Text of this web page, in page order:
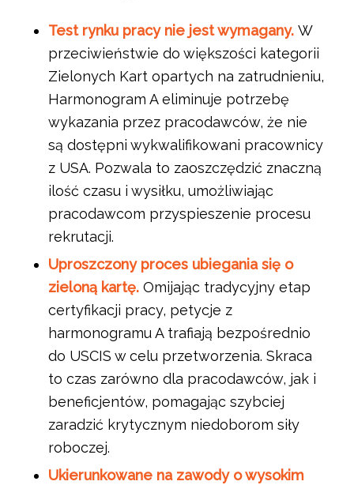
Test rynku pracy nie jest wymagany. W
przeciwieństwie do większości kategorii
Zielonych Kart opartych na zatrudnieniu,
Harmonogram A eliminuje potrzebę
wykazania przez pracodawców, że nie
są dostępni wykwalifikowani pracownicy
z USA. Pozwala to zaoszczędzić znaczną
ilość czasu i wysiłku, umożliwiając
pracodawcom przyspieszenie procesu
rekrutacji.
Uproszczony proces ubiegania się o
zieloną kartę. Omijając tradycyjny etap
certyfikacji pracy, petycje z
harmonogramu A trafiają bezpośrednio
do USCIS w celu przetworzenia. Skraca
to czas zarówno dla pracodawców, jak i
beneficjentów, pomagając szybciej
zaradzić krytycznym niedoborom siły
roboczej.
Ukierunkowane na zawody o wysokim